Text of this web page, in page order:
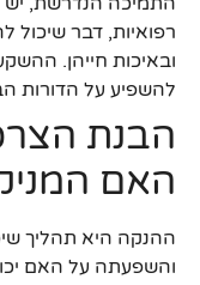
רפואיות, דבר שיכול
ובאיכות חייהן.
להשפיע על הדורות
הבנת
האם
ההנקה היא תהליך
והשפעתה על האם